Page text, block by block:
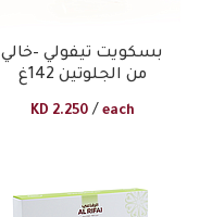
بسكويت تيفولي –خالي
من الجلوتين 142غ
KD 2.250 / each